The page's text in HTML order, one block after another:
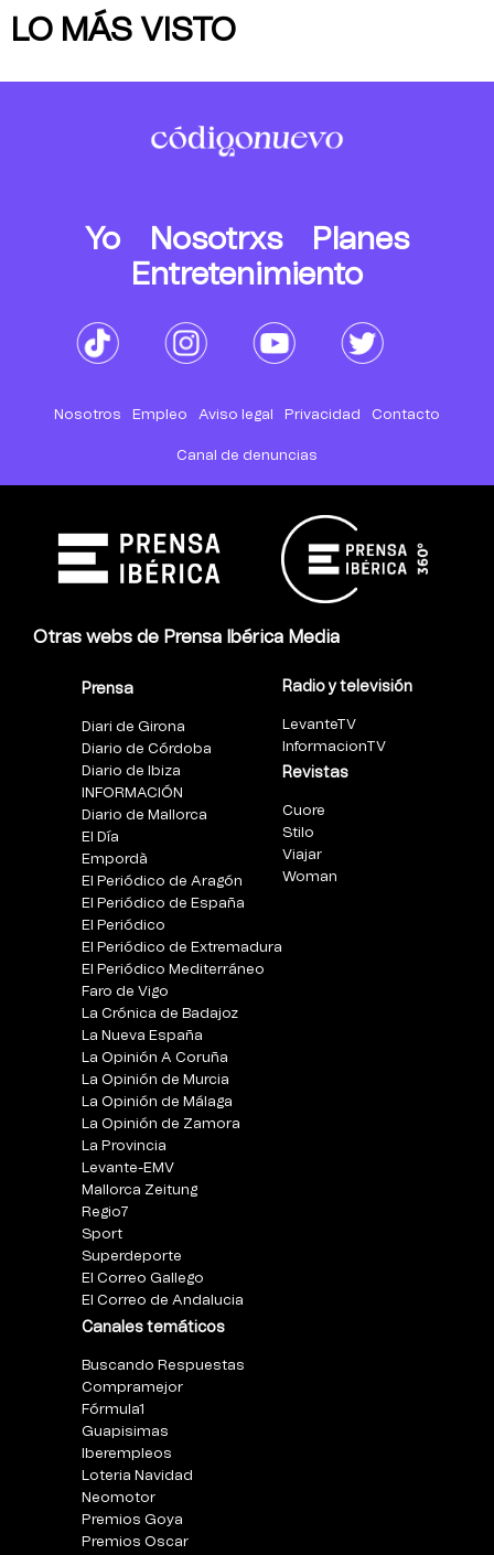
LO MÁS VISTO
Yo Nosotrxs
Planes
Entretenimiento
Nosotros Empleo Aviso legal Privacidad Contacto
Canal de denuncias
Otras webs de Prensa Ibérica Media
Prensa
Diari de Girona
Diario de Córdoba
Diario de Ibiza
INFORMACIÓN
Diario de Mallorca
El Día
Empordà
El Periódico de Aragón
El Periódico de España
El Periódico
El Periódico de Extremadura
El Periódico Mediterráneo
Faro de Vigo
La Crónica de Badajoz
La Nueva España
La Opinión A Coruña
La Opinión de Murcia
La Opinión de Málaga
La Opinión de Zamora
La Provincia
Levante-EMV
Mallorca Zeitung
Regio7
Sport
Superdeporte
El Correo Gallego
El Correo de Andalucia
Canales temáticos
Buscando Respuestas
Compramejor
Fórmula1
Guapisimas
Iberempleos
Loteria Navidad
Neomotor
Premios Goya
Premios Oscar
Radio y televisión
LevanteTV
InformacionTV
Revistas
Cuore
Stilo
Viajar
Woman